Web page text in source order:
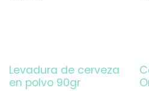
Levadura de cerveza
en polvo 90gr